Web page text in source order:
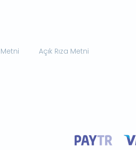
Açık Rıza Metni